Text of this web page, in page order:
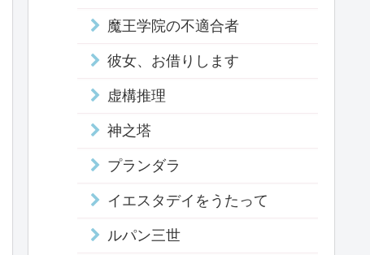
魔王学院の不適合者
彼女、お借りします
虚構推理
神之塔
プランダラ
イエスタデイをうたって
ルパン三世